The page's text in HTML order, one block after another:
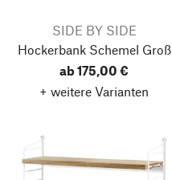
SIDE BY SIDE
Hockerbank Schemel Groß
ab 175,00 €
+ weitere Varianten